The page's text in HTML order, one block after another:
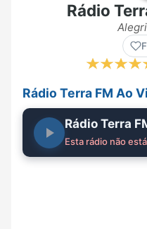
Rádio
Rádio Terra FM Ao
Rádio Terra
Esta rádio não